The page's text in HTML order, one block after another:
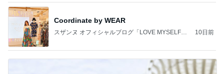
Coordinate by WEAR
スザンヌ オフィシャルブログ「LOVE MYSELF」
10日前